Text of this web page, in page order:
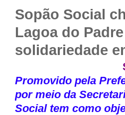
Sopão Social
Lagoa do
solidariedade
Promovido pela
por meio da
Social tem como